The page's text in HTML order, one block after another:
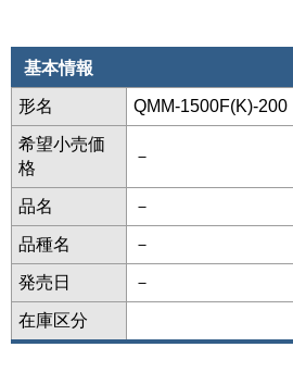
基本情報
形名 QMM-1500F(K)-200
希望小売価
格
－
品名 －
品種名 －
発売日 －
在庫区分